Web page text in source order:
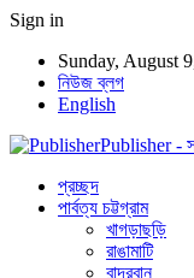
Sign in
Sunday, August
নিউজ ব্লগ
English
Publisher -
প্রচ্ছদ
পার্বত্য চট্টগ্রাম
খাগড়াছড়ি
রাঙামাটি
বান্দরবান